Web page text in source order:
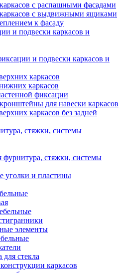
с распашными фасадами
с выдвижными ящиками
к фасаду
и подвески каркасов и
и подвески каркасов и
каркасов
каркасов
фиксации
для навески каркасов
каркасов без задней
стяжки, системы
фурнитура, стяжки, системы
уголки и пластины
элементы
стекла
каркасов